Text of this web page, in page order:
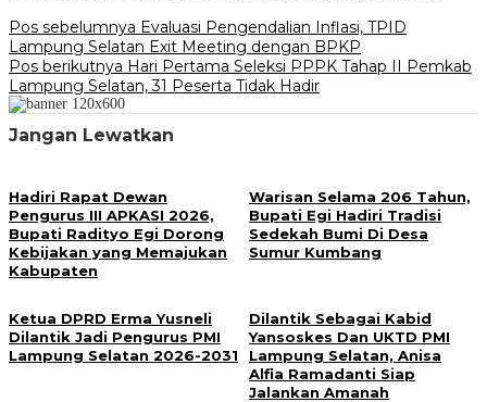
Navigasi
pos
Pos sebelumnya Evaluasi Pengendalian Inflasi, TPID
Lampung Selatan Exit Meeting dengan BPKP
Pos berikutnya Hari Pertama Seleksi PPPK Tahap II Pemkab
Lampung Selatan, 31 Peserta Tidak Hadir
Jangan Lewatkan
Hadiri Rapat Dewan
Pengurus III APKASI 2026,
Bupati Radityo Egi Dorong
Kebijakan yang Memajukan
Kabupaten
Warisan Selama 206 Tahun,
Bupati Egi Hadiri Tradisi
Sedekah Bumi Di Desa
Sumur Kumbang
Ketua DPRD Erma Yusneli
Dilantik Jadi Pengurus PMI
Lampung Selatan 2026-2031
Dilantik Sebagai Kabid
Yansoskes Dan UKTD PMI
Lampung Selatan, Anisa
Alfia Ramadanti Siap
Jalankan Amanah